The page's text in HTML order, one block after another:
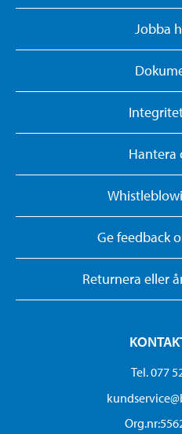
Jobba
Hantera
Ge feedback
Returnera eller
Tel. 077